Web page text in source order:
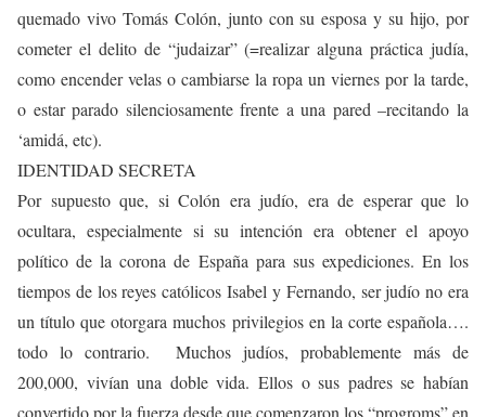
quemado vivo Tomás Colón, junto con su esposa y su hijo, por
cometer el delito de “judaizar” (=realizar alguna práctica judía,
como encender velas o cambiarse la ropa un viernes por la tarde,
o estar parado silenciosamente frente a una pared –recitando la
‘amidá, etc).
IDENTIDAD SECRETA
Por supuesto que, si Colón era judío, era de esperar que lo
ocultara, especialmente si su intención era obtener el apoyo
político de la corona de España para sus expediciones. En los
tiempos de los reyes católicos Isabel y Fernando, ser judío no era
un título que otorgara muchos privilegios en la corte española….
todo lo contrario. Muchos judíos, probablemente más de
200,000, vivían una doble vida. Ellos o sus padres se habían
convertido por la fuerza desde que comenzaron los “progroms” en